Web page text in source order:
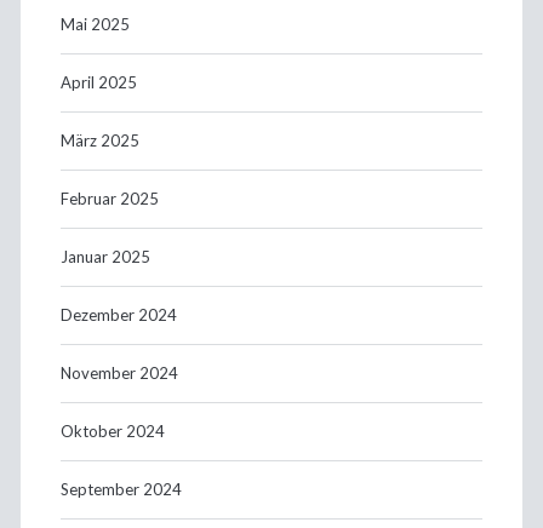
Mai 2025
April 2025
März 2025
Februar 2025
Januar 2025
Dezember 2024
November 2024
Oktober 2024
September 2024